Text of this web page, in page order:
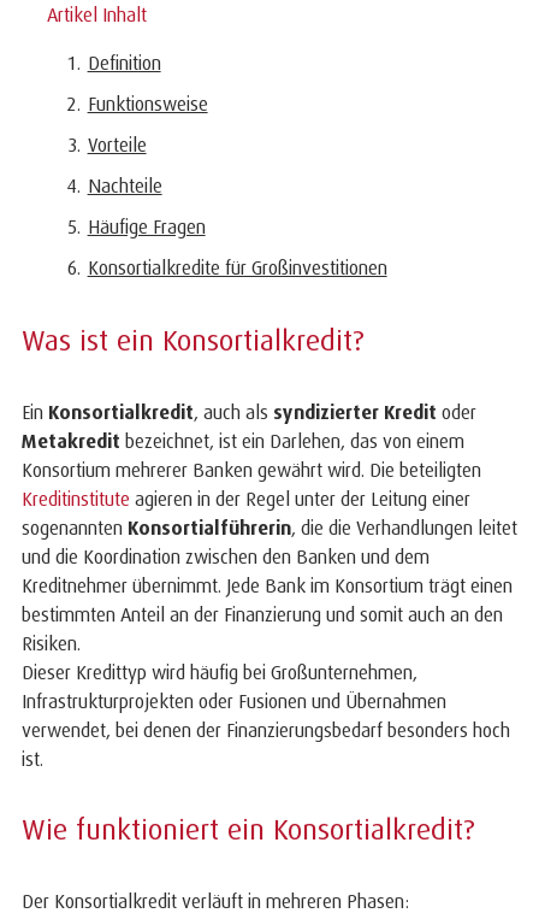
Artikel Inhalt
Definition
Funktionsweise
Vorteile
Nachteile
Häufige Fragen
Konsortialkredite für Großinvestitionen
Was ist ein Konsortialkredit?
Ein Konsortialkredit, auch als syndizierter Kredit oder
Metakredit bezeichnet, ist ein Darlehen, das von einem
Konsortium mehrerer Banken gewährt wird. Die beteiligten
Kreditinstitute agieren in der Regel unter der Leitung einer
sogenannten Konsortialführerin, die die Verhandlungen leitet
und die Koordination zwischen den Banken und dem
Kreditnehmer übernimmt. Jede Bank im Konsortium trägt einen
bestimmten Anteil an der Finanzierung und somit auch an den
Risiken.
Dieser Kredittyp wird häufig bei Großunternehmen,
Infrastrukturprojekten oder Fusionen und Übernahmen
verwendet, bei denen der Finanzierungsbedarf besonders hoch
ist.
Wie funktioniert ein Konsortialkredit?
Der Konsortialkredit verläuft in mehreren Phasen: